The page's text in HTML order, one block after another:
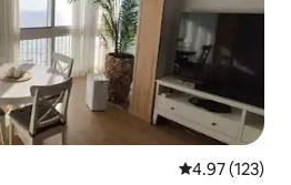
4.97 out of 5
4.97 (123)